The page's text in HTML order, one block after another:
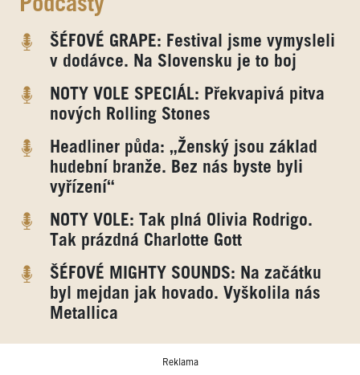
Podcasty
ŠÉFOVÉ GRAPE: Festival jsme vymysleli
v dodávce. Na Slovensku je to boj
NOTY VOLE SPECIÁL: Překvapivá pitva
nových Rolling Stones
Headliner půda: „Ženský jsou základ
hudební branže. Bez nás byste byli
vyřízení“
NOTY VOLE: Tak plná Olivia Rodrigo.
Tak prázdná Charlotte Gott
ŠÉFOVÉ MIGHTY SOUNDS: Na začátku
byl mejdan jak hovado. Vyškolila nás
Metallica
Reklama